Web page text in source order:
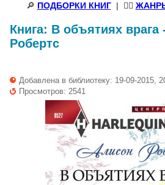
🔎 ПОДБОРКИ КНИГ| 🧝‍♀️
Книга: В объятиях врага
Робертс
Добавлена в библиотеку: 19-09-2015,
Просмотров: 2541